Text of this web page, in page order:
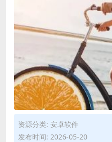
资源分类: 安卓软件
发布时间: 2026-05-20